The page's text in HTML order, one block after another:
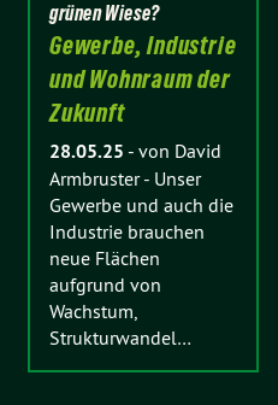
grünen Wiese?
Gewerbe, Industrie
und Wohnraum der
Zukunft
28.05.25 - von David
Armbruster- Unser
Gewerbe und auch die
Industrie brauchen
neue Flächen
aufgrund von
Wachstum,
Strukturwandel…